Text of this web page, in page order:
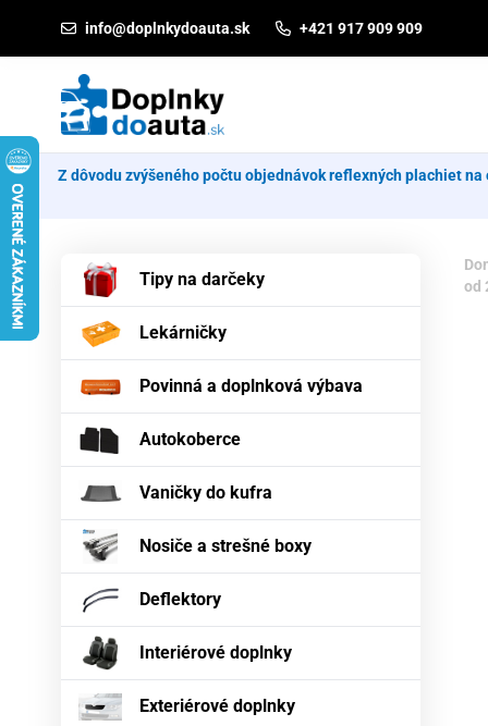
info@doplnkydoauta.sk +421 917 909 909
Z dôvodu zvýšeného počtu objednávok reflexných plachiet
Tipy na darčeky
Lekárničky
Povinná a doplnková výbava
Autokoberce
Vaničky do kufra
Nosiče a strešné boxy
Deflektory
Interiérové doplnky
Exteriérové doplnky
od